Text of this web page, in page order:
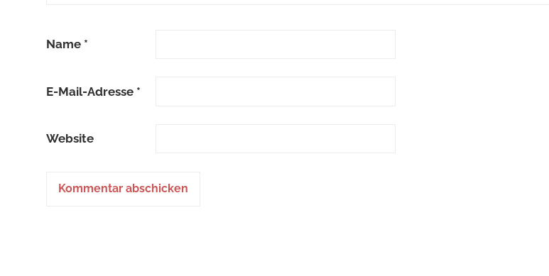
Name *
E-Mail-Adresse *
Website